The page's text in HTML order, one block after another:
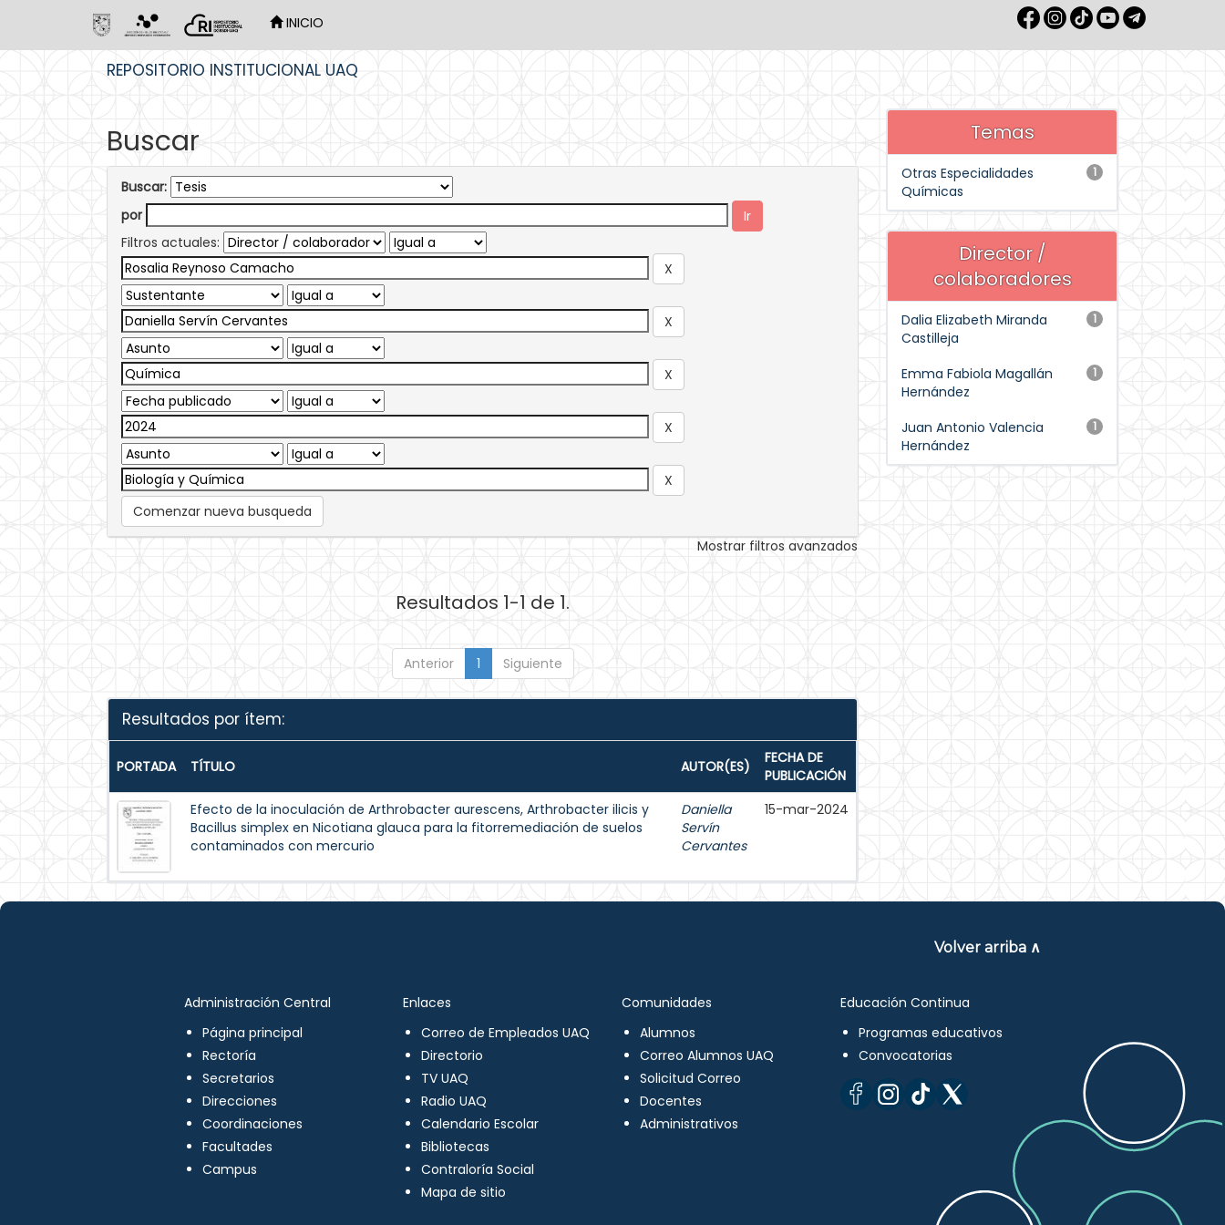
INICIO
REPOSITORIO INSTITUCIONAL UAQ
Buscar
Buscar:
por
Filtros actuales:
Comenzar nueva busqueda
Mostrar filtros avanzados
Resultados 1-1 de 1.
Anterior 1 Siguiente
Resultados por ítem:
PORTADA TÍTULO AUTOR(ES)
FECHA DE
PUBLICACIÓN
Efecto de la inoculación de Arthrobacter aurescens, Arthrobacter ilicis y
Bacillus simplex en Nicotiana glauca para la fitorremediación de suelos
contaminados con mercurio
Daniella
Servín
Cervantes
15-mar-2024
Temas
1
Otras Especialidades
Químicas
Director /
colaboradores
1
Dalia Elizabeth Miranda
Castilleja
1
Emma Fabiola Magallán
Hernández
1
Juan Antonio Valencia
Hernández
Volver arriba ∧
Administración Central
Página principal
Rectoría
Secretarios
Direcciones
Coordinaciones
Facultades
Campus
Enlaces
Correo de Empleados UAQ
Directorio
TV UAQ
Radio UAQ
Calendario Escolar
Bibliotecas
Contraloría Social
Mapa de sitio
Comunidades
Alumnos
Correo Alumnos UAQ
Solicitud Correo
Docentes
Administrativos
Educación Continua
Programas educativos
Convocatorias